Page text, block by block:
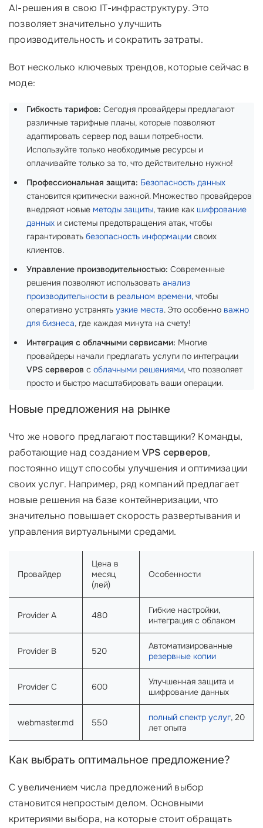
AI-решения в свою IT-инфраструктуру. Это
позволяет значительно улучшить
производительность и сократить затраты.
Вот несколько ключевых трендов, которые сейчас в
моде:
Гибкость тарифов: Сегодня провайдеры предлагают
различные тарифные планы, которые позволяют
адаптировать сервер под ваши потребности.
Используйте только необходимые ресурсы и
оплачивайте только за то, что действительно нужно!
Профессиональная защита: Безопасность данных
становится критически важной. Множество провайдеров
внедряют новые методы защиты, такие как шифрование
данных и системы предотвращения атак, чтобы
гарантировать безопасность информации своих
клиентов.
Управление производительностью: Современные
решения позволяют использовать анализ
производительности в реальном времени, чтобы
оперативно устранять узкие места. Это особенно важно
для бизнеса, где каждая минута на счету!
Интеграция с облачными сервисами: Многие
провайдеры начали предлагать услуги по интеграции
VPS серверов с облачными решениями, что позволяет
просто и быстро масштабировать ваши операции.
Новые предложения на рынке
Что же нового предлагают поставщики? Команды,
работающие над созданием VPS серверов,
постоянно ищут способы улучшения и оптимизации
своих услуг. Например, ряд компаний предлагает
новые решения на базе контейнеризации, что
значительно повышает скорость развертывания и
управления виртуальными средами.
Провайдер
Цена в
месяц
(лей)
Особенности
Provider A 480
Гибкие настройки,
интеграция с облаком
Provider B 520
Автоматизированные
резервные копии
Provider C 600
Улучшенная защита и
шифрование данных
webmaster.md 550 полный спектр услуг, 20
лет опыта
Как выбрать оптимальное предложение?
С увеличением числа предложений выбор
становится непростым делом. Основными
критериями выбора, на которые стоит обращать